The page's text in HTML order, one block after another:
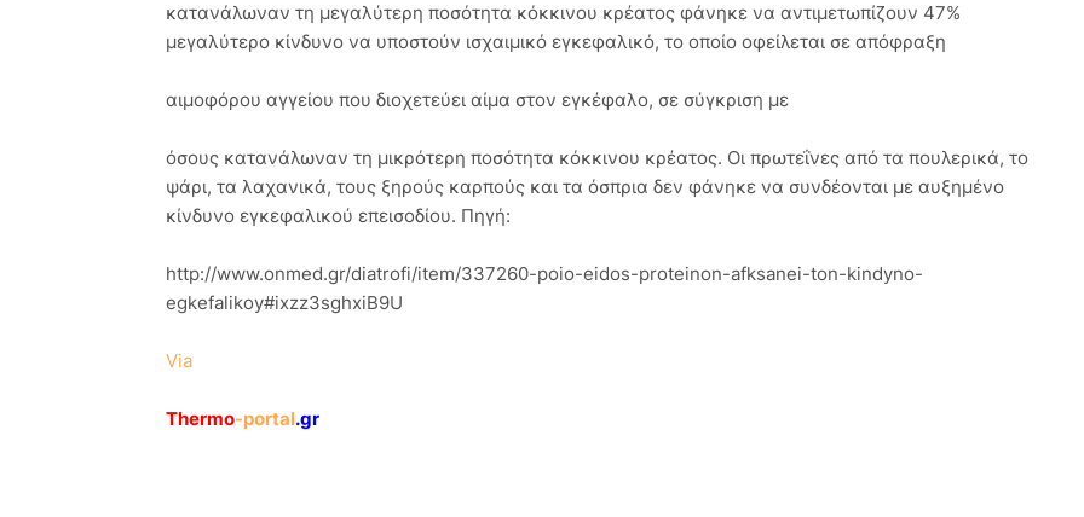
κατανάλωναν τη μεγαλύτερη ποσότητα κόκκινου κρέατος φάνηκε να αντιμετωπίζουν 47%
μεγαλύτερο κίνδυνο να υποστούν ισχαιμικό εγκεφαλικό, το οποίο οφείλεται σε απόφραξη
αιμοφόρου αγγείου που διοχετεύει αίμα στον εγκέφαλο, σε σύγκριση με
όσους κατανάλωναν τη μικρότερη ποσότητα κόκκινου κρέατος. Οι πρωτεΐνες από τα πουλερικά, το
ψάρι, τα λαχανικά, τους ξηρούς καρπούς και τα όσπρια δεν φάνηκε να συνδέονται με αυξημένο
κίνδυνο εγκεφαλικού επεισοδίου. Πηγή:
http://www.onmed.gr/diatrofi/item/337260-poio-eidos-proteinon-afksanei-ton-kindyno-
egkefalikoy#ixzz3sghxiB9U
Via
Thermo-portal.gr